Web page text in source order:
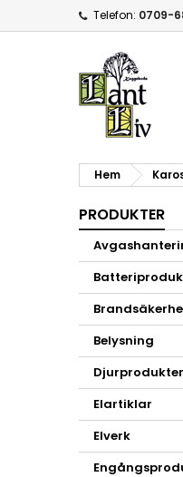
Telefon: 0709-
Hem
PRODUKTER
Belysning
Djurprodukter
Elartiklar
Elverk